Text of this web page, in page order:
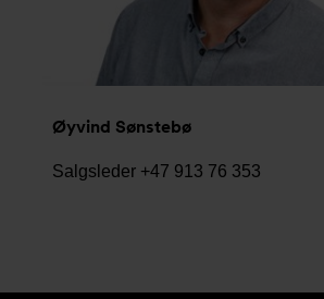
Øyvind Sønstebø
Salgsleder +47 913 76 353